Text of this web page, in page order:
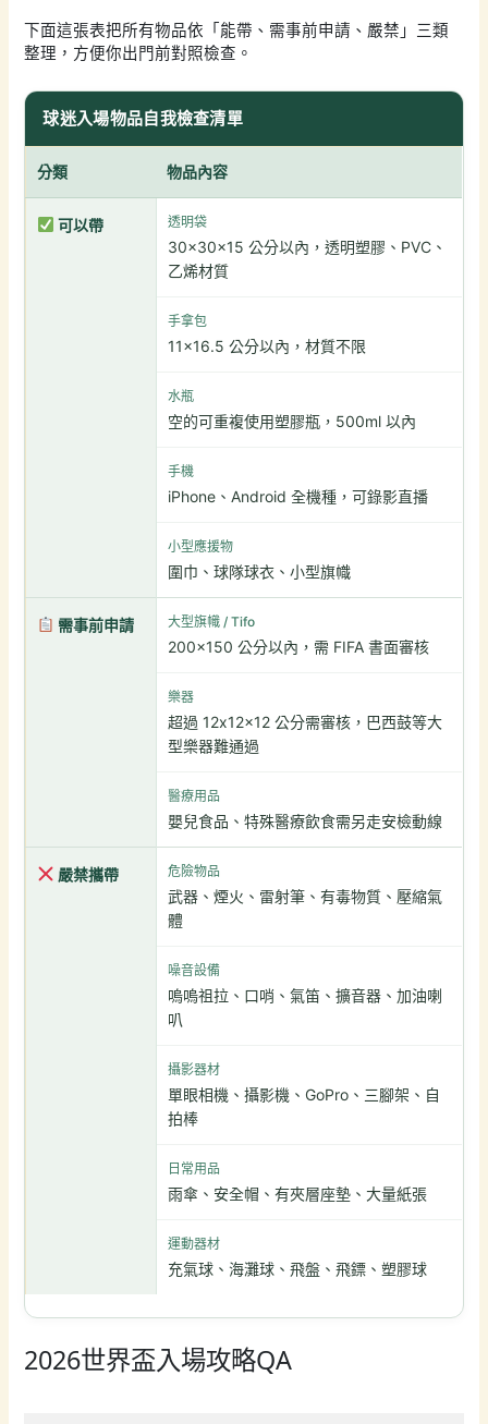
下面這張表把所有物品依「能帶、需事前申請、嚴禁」三類
整理，方便你出門前對照檢查。
球迷入場物品自我檢查清單
分類 物品內容
可以帶 透明袋
30x30x15 公分以內，透明塑膠、PVC、
乙烯材質
手拿包
11×16.5 公分以內，材質不限
水瓶
空的可重複使用塑膠瓶，500ml 以內
手機
iPhone、Android 全機種，可錄影直播
小型應援物
圍巾、球隊球衣、小型旗幟
需事前申請 大型旗幟 / Tifo
200×150 公分以內，需 FIFA 書面審核
樂器
超過 12x12x12 公分需審核，巴西鼓等大
型樂器難通過
醫療用品
嬰兒食品、特殊醫療飲食需另走安檢動線
嚴禁攜帶 危險物品
武器、煙火、雷射筆、有毒物質、壓縮氣
體
噪音設備
嗚嗚祖拉、口哨、氣笛、擴音器、加油喇
叭
攝影器材
單眼相機、攝影機、GoPro、三腳架、自
拍棒
日常用品
雨傘、安全帽、有夾層座墊、大量紙張
運動器材
充氣球、海灘球、飛盤、飛鏢、塑膠球
2026世界盃入場攻略QA